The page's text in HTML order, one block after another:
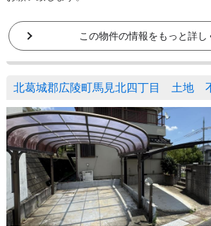
この物件の情報をもっと詳し
北葛城郡広陵町馬見北四丁目 土地